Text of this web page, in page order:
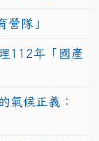
營隊」
112年「國產
氣候正義：